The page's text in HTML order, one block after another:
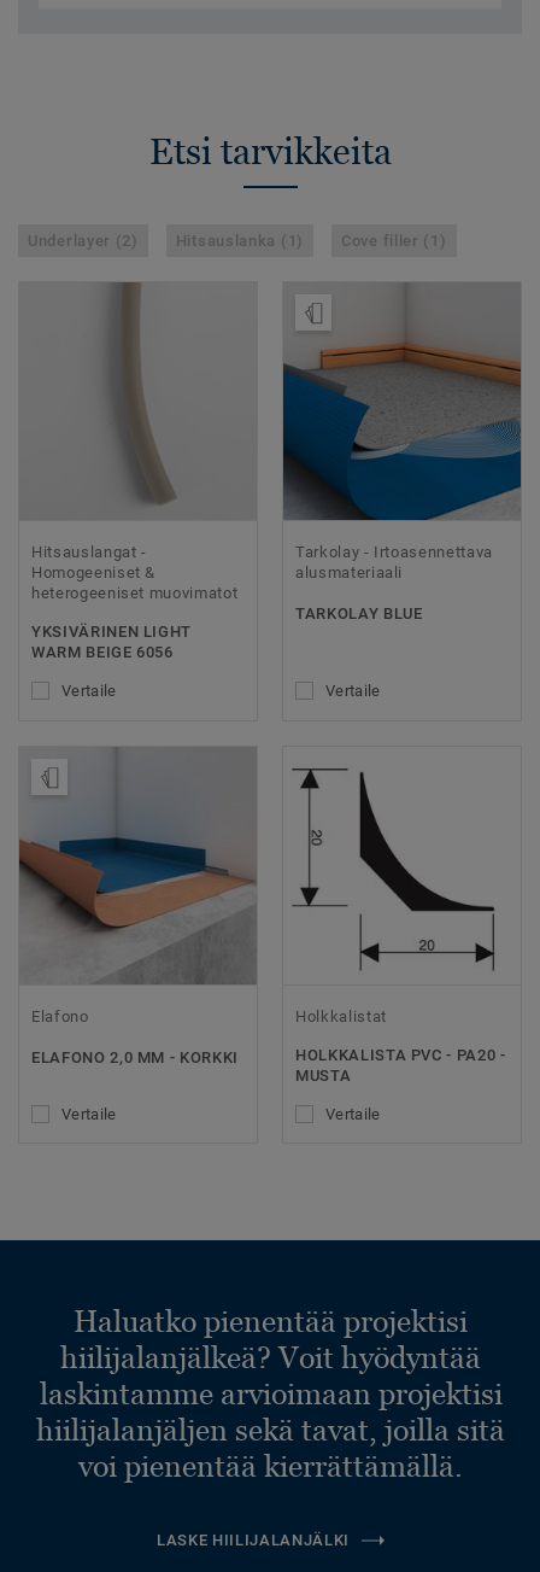
Etsi tarvikkeita
Underlayer (2) Hitsauslanka (1) Cove filler (1)
Hitsauslangat -
Homogeeniset &
heterogeeniset muovimatot
YKSIVÄRINEN LIGHT
WARM BEIGE 6056
Vertaile
Tarkolay - Irtoasennettava
alusmateriaali
TARKOLAY BLUE
Vertaile
Elafono
ELAFONO 2,0 MM - KORKKI
Vertaile
Holkkalistat
HOLKKALISTA PVC - PA20 -
MUSTA
Vertaile
Haluatko pienentää projektisi
hiilijalanjälkeä? Voit hyödyntää
laskintamme arvioimaan projektisi
hiilijalanjäljen sekä tavat, joilla sitä
voi pienentää kierrättämällä.
LASKE HIILIJALANJÄLKI